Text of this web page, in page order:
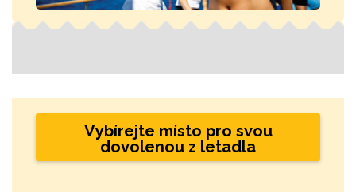
Vybírejte místo pro svou
dovolenou z letadla